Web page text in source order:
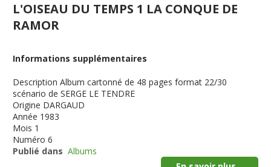
L'OISEAU DU TEMPS 1 LA CONQUE DE
RAMOR
Informations supplémentaires
Description Album cartonné de 48 pages format 22/30
scénario de SERGE LE TENDRE
Origine DARGAUD
Année 1983
Mois 1
Numéro 6
Publié dans Albums